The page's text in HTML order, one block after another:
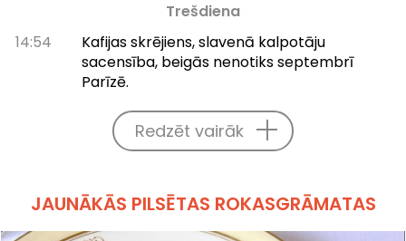
Trešdiena
14:54
Kafijas skrējiens, slavenā kalpotāju
sacensība, beigās nenotiks septembrī
Parīzē.
Redzēt vairāk
JAUNĀKĀS PILSĒTAS ROKASGRĀMATAS